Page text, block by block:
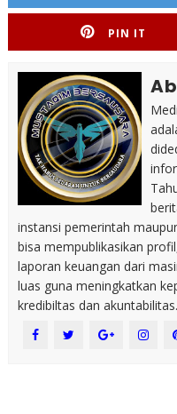
PIN IT
instansi pemerintah
bisa mempublikasikan
laporan keuangan dari
luas guna meningkatkan
kredibiltas dan akuntabilitas.